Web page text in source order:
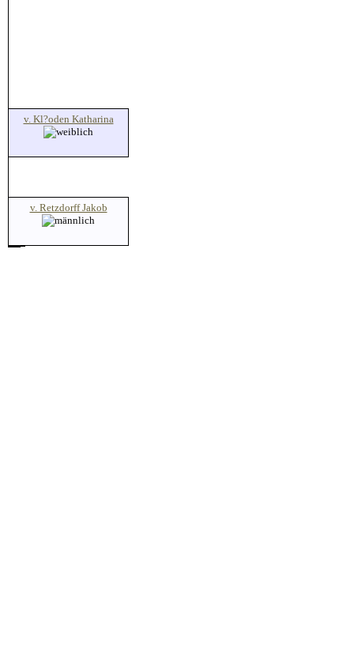
v. Kl?oden Katharina
v. Retzdorff Jakob